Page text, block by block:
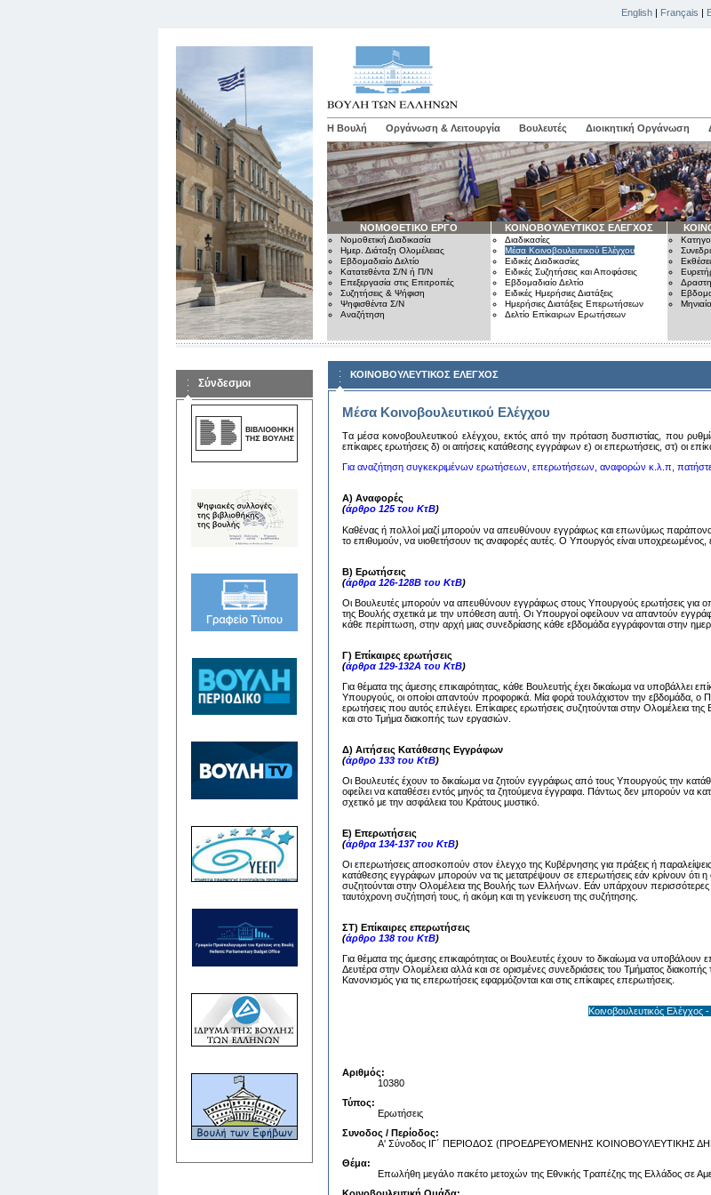
English | Français |
Η Βουλή Οργάνωση & Λειτουργία Βουλευτές Διοικητική Οργάνωση
ΝΟΜΟΘΕΤΙΚΟ ΕΡΓΟ
Νομοθετική Διαδικασία
Ημερ. Διάταξη Ολομέλειας
Εβδομαδιαίο Δελτίο
Κατατεθέντα Σ/Ν ή Π/Ν
Επεξεργασία στις Επιτροπές
Συζητήσεις & Ψήφιση
Ψηφισθέντα Σ/Ν
Αναζήτηση
ΚΟΙΝΟΒΟΥΛΕΥΤΙΚΟΣ ΕΛΕΓΧΟΣ
Διαδικασίες
Μέσα Κοινοβουλευτικού Ελέγχου
Ειδικές Διαδικασίες
Ειδικές Συζητήσεις και Αποφάσεις
Εβδομαδιαίο Δελτίο
Ειδικές Ημερήσιες Διατάξεις
Ημερήσιες Διατάξεις Επερωτήσεων
Δελτίο Επίκαιρων Ερωτήσεων
Σύνδεσμοι
ΚΟΙΝΟΒΟΥΛΕΥΤΙΚΟΣ ΕΛΕΓΧΟΣ
Μέσα Κοινοβουλευτικού Ελέγχου
Tα μέσα κoινoβoυλευτικoύ ελέγχoυ, εκτός από την πρόταση δυσπιστίας, πoυ
επίκαιρες ερωτήσεις δ) oι αιτήσεις κατάθεσης εγγράφων ε) oι επερωτήσεις, στ) oι
Για αναζήτηση συγκεκριμένων ερωτήσεων, επερωτήσεων, αναφορών κ.λ.π,
Α) Αναφορές
(άρθρο 125 του ΚτΒ)
Καθένας ή πολλοί μαζί μπορούν να απευθύνουν εγγράφως και επωνύμως
το επιθυμούν, να υιοθετήσουν τις αναφορές αυτές. Ο Υπουργός είναι
Β) Ερωτήσεις
(άρθρα 126-128Β του ΚτΒ)
Οι Βουλευτές μπορούν να απευθύνουν εγγράφως στους Υπουργούς ερωτήσεις για
της Βουλής σχετικά με την υπόθεση αυτή. Οι Υπουργοί οφείλουν να απαντούν
κάθε περίπτωση, στην αρχή μιας συνεδρίασης κάθε εβδομάδα εγγράφονται στην
Γ) Επίκαιρες ερωτήσεις
(άρθρα 129-132Α του ΚτΒ)
Για θέματα της άμεσης επικαιρότητας, κάθε Βουλευτής έχει δικαίωμα να
Υπουργούς, οι οποίοι απαντούν προφορικά. Μία φορά τουλάχιστον την εβδομάδα, ο
ερωτήσεις που αυτός επιλέγει. Επίκαιρες ερωτήσεις συζητούνται στην Ολομέλεια
και στο Τμήμα διακοπής των εργασιών.
Δ) Αιτήσεις Κατάθεσης Εγγράφων
(άρθρο 133 του ΚτΒ)
Οι Βουλευτές έχουν το δικαίωμα να ζητούν εγγράφως από τους Υπουργούς την
οφείλει να καταθέσει εντός μηνός τα ζητούμενα έγγραφα. Πάντως δεν μπορούν να
σχετικό με την ασφάλεια του Κράτους μυστικό.
Ε) Επερωτήσεις
(άρθρα 134-137 του ΚτΒ)
Οι επερωτήσεις αποσκοπούν στον έλεγχο της Κυβέρνησης για πράξεις ή
κατάθεσης εγγράφων μπορούν να τις μετατρέψουν σε επερωτήσεις εάν κρίνουν ότι
συζητούνται στην Ολομέλεια της Βουλής των Ελλήνων. Εάν υπάρχουν περισσότερες
ταυτόχρονη συζήτησή τους, ή ακόμη και τη γενίκευση της συζήτησης.
ΣΤ) Επίκαιρες επερωτήσεις
(άρθρο 138 του ΚτΒ)
Για θέματα της άμεσης επικαιρότητας οι Βουλευτές έχουν το δικαίωμα να υποβάλουν
Δευτέρα στην Ολομέλεια αλλά και σε ορισμένες συνεδριάσεις του Τμήματος
Κανονισμός για τις επερωτήσεις εφαρμόζονται και στις επίκαιρες επερωτήσεις.
Κοινοβουλευτικός Ελέγχος
Αριθμός:
10380
Τύπος:
Ερωτήσεις
Συνοδος / Περίοδος:
Α' Σύνοδος ΙΓ΄ ΠΕΡΙΟΔΟΣ (ΠΡΟΕΔΡΕΥΟΜΕΝΗΣ ΚΟΙΝΟΒΟΥΛΕΥΤΙΚΗΣ
Θέμα:
Επωλήθη μεγάλο πακέτο μετοχών της Εθνικής Τραπέζης της Ελλάδος σε